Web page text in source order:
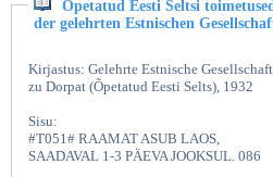
Õpetatud Eesti Seltsi
der gelehrten Estnischen
Kirjastus: Gelehrte Estnische Gesellschaft
zu Dorpat (Õpetatud Eesti Selts), 1932
Sisu:
#T051# RAAMAT ASUB LAOS,
SAADAVAL 1-3 PÄEVA JOOKSUL. 086